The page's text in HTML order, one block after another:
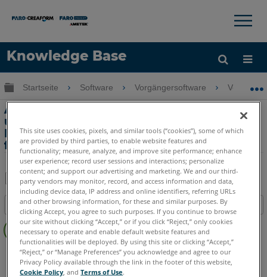
Knowledge Base
Sprache
×
Globale Hierarchie auf- und zuklappen
Startseite Software Vorgängersoftware
Ändern der automatisierten Statistik-
und
Fehlerberichterstattungseinstellungen
für Measure 10
Als
PDF
speichern
Teilen
Inhaltsangabe
Header
CAM2 Measure 10
This site uses cookies, pixels, and similar tools (“cookies”), some of which
are provided by third parties, to enable website features and
functionality; measure, analyze, and improve site performance; enhance
user experience; record user sessions and interactions; personalize
content; and support our advertising and marketing. We and our third-
party vendors may monitor, record, and access information and data,
including device data, IP address and online identifiers, referring URLs
and other browsing information, for these and similar purposes. By
clicking Accept, you agree to such purposes. If you continue to browse
our site without clicking “Accept,” or if you click “Reject,” only cookies
necessary to operate and enable default website features and
functionalities will be deployed. By using this site or clicking “Accept,”
“Reject,” or “Manage Preferences” you acknowledge and agree to our
Privacy Policy available through the link in the footer of this website,
Cookie Policy , andTerms of Use.